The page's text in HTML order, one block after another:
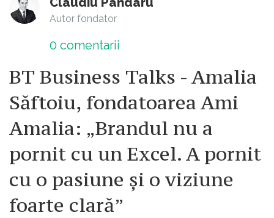
Autor fondator
0 comentarii
BT Business Talks - Amalia
Săftoiu, fondatoarea Ami
Amalia: „Brandul nu a
pornit cu un Excel. A pornit
cu o pasiune și o viziune
foarte clară”